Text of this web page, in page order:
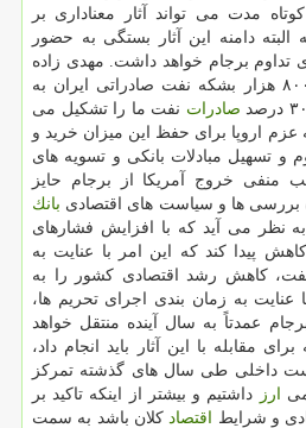
مدت می تواند آثار معناداری بر
البته دامنه این آثار بستگی به حضور
تداوم برجام خواهد داشت. مهدی زاده
خاطرنشان كرد: هم اكنون ۸۰۰ هزار بشكه نفت صادراتی ایران به
صادرات نفت ما را تشكیل می
اروپا برای حفظ این میزان خرید و
و تسهیل مبادلات بانكی و تسویه های
منفی خروج آمریكا از برجام حایز
بررسی ها و سیاست های اقتصادی بانك
نظر می آید كه با افزایش فشارهای
پیدا كند كه این امر با عنایت به
كاهش رشد اقتصادی كشور را به
عنایت به زمان بندی اجرای تحریم ها،
عمدتاً به سال آینده منتقل خواهد
مقابله با این آثار باید انجام داد،
داخلی طی سال های گذشته تمركز
ارز
داشتیم و بیشتر از اینكه تاكید بر
و شرایط اقتصاد كلان باشد به سمت